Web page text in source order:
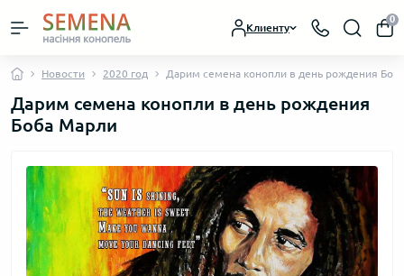
Клиенту
0
Новости 2020 год Дарим семена конопли в день рождения
Дарим семена конопли в день рождения
Боба Марли